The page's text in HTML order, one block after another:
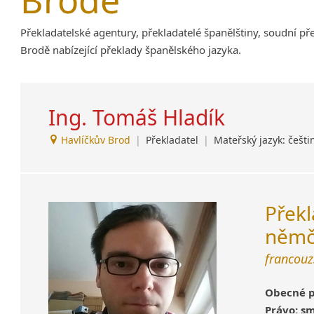
Amharština
Arabština
Aramejština
Azerbajdžánština
Bambarština
Bantuské jazyky
Běloruština
Bengálština
Bosenština
Bulharština
Burjatština
Čagatajské jazyky
Čečenština
Překladatelské agentury, překladatelé španělštiny, soudní
Brodě nabízející překlady španělského jazyka.
Ing. Tomáš Hladík
Havlíčkův Brod | Překladatel | Mateřský jazyk:
Obecné
Právo: